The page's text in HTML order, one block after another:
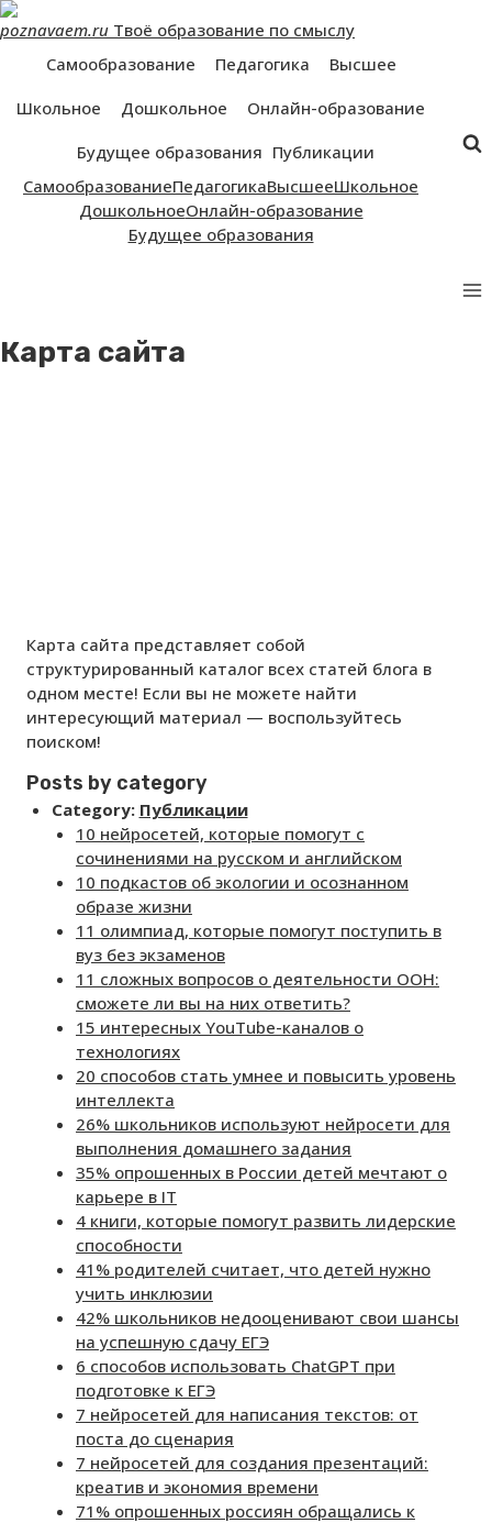
Перейти
к
контенту
poznavaem.ru Твоё образование по смыслу
Самообразование
Педагогика
Высшее
Школьное
Дошкольное
Онлайн-образование
Будущее образования Публикации
СамообразованиеПедагогикаВысшееШкольное
ДошкольноеОнлайн-образование
Будущее образования
Карта сайта
Карта сайта представляет собой
структурированный каталог всех статей блога в
одном месте! Если вы не можете найти
интересующий материал — воспользуйтесь
поиском!
Posts by category
Category: Публикации
10 нейросетей, которые помогут с
сочинениями на русском и английском
10 подкастов об экологии и осознанном
образе жизни
11 олимпиад, которые помогут поступить в
вуз без экзаменов
11 сложных вопросов о деятельности ООН:
сможете ли вы на них ответить?
15 интересных YouTube-каналов о
технологиях
20 способов стать умнее и повысить уровень
интеллекта
26% школьников используют нейросети для
выполнения домашнего задания
35% опрошенных в России детей мечтают о
карьере в IT
4 книги, которые помогут развить лидерские
способности
41% родителей считает, что детей нужно
учить инклюзии
42% школьников недооценивают свои шансы
на успешную сдачу ЕГЭ
6 способов использовать ChatGPT при
подготовке к ЕГЭ
7 нейросетей для написания текстов: от
поста до сценария
7 нейросетей для создания презентаций:
креатив и экономия времени
71% опрошенных россиян обращались к